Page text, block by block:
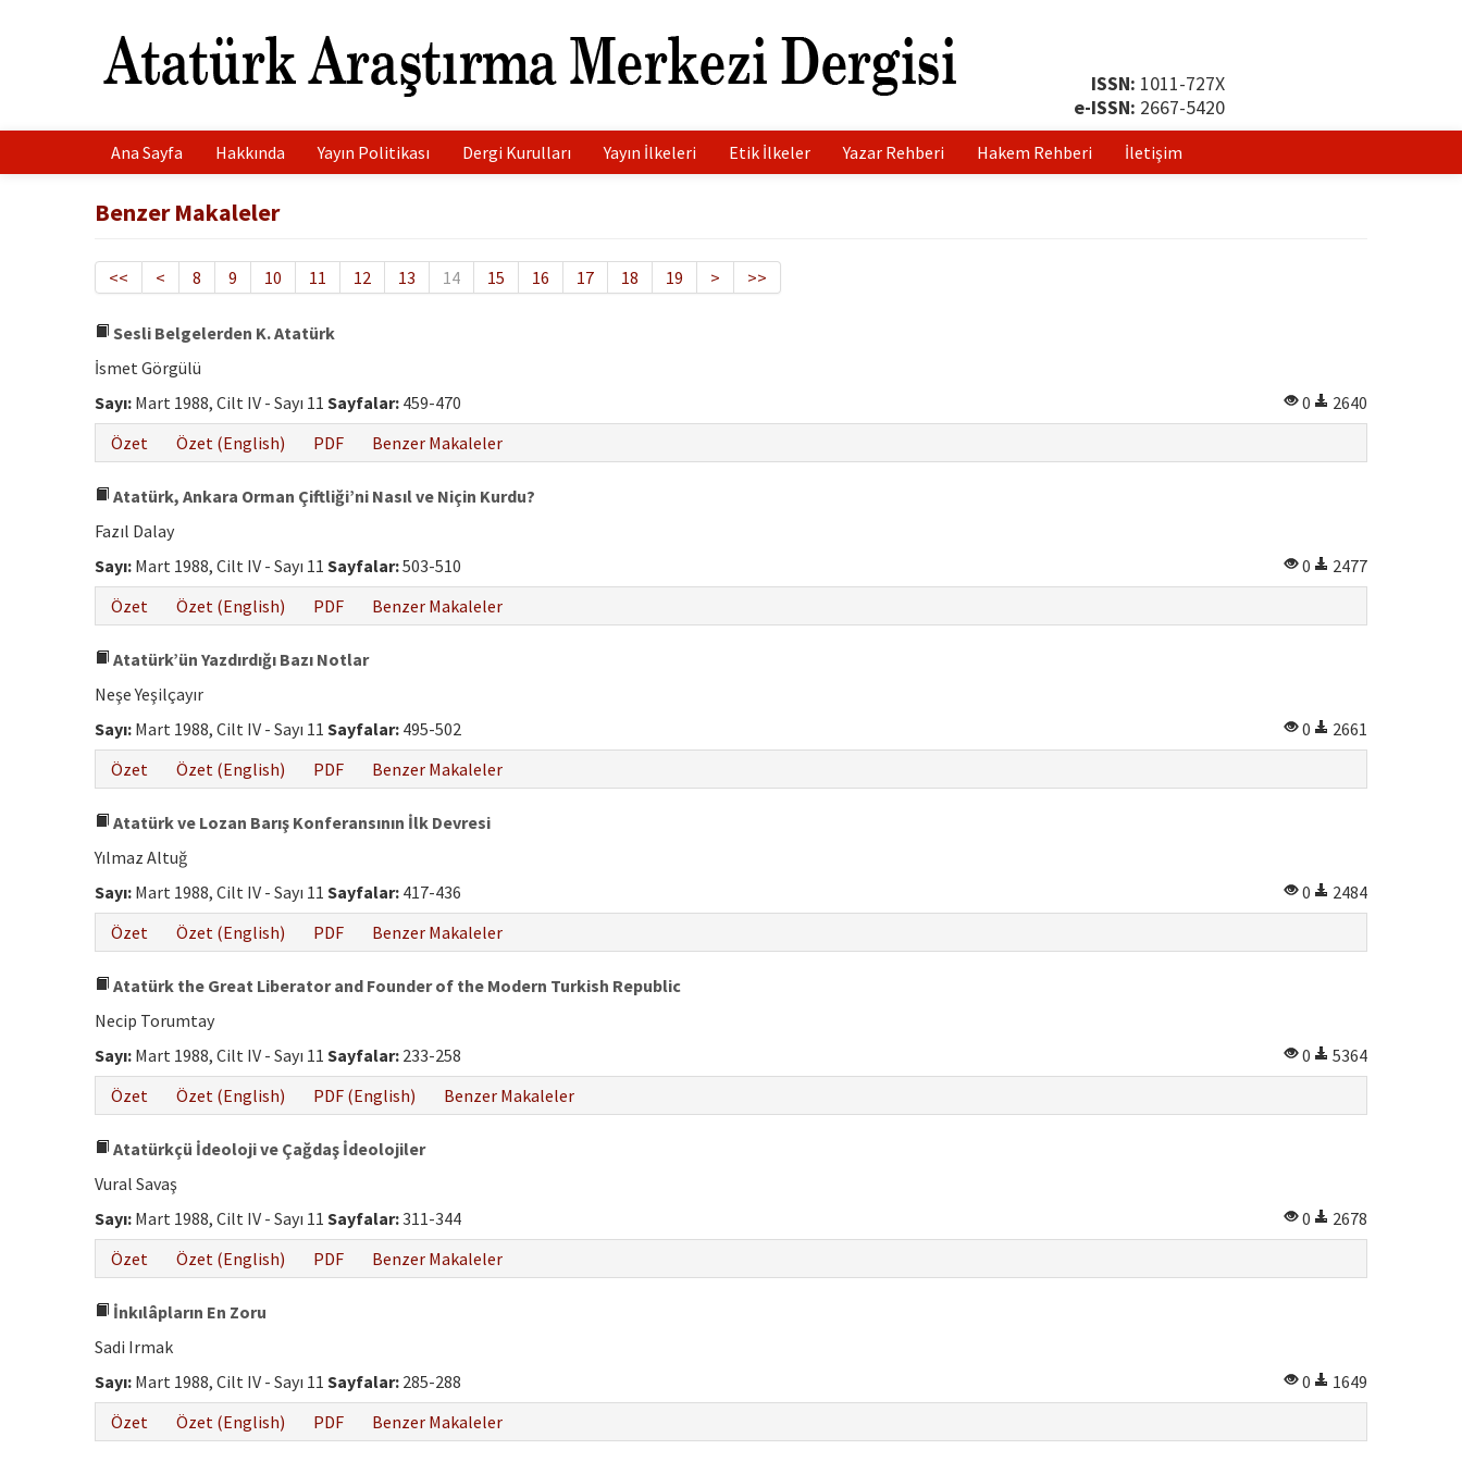
ISSN: 1011-727X
e-ISSN: 2667-5420
Ana Sayfa Hakkında Yayın Politikası Dergi Kurulları Yayın İlkeleri Etik İlkeler Yazar Rehberi Hakem Rehberi İletişim
Benzer Makaleler
<< < 8 9 10 11 12 13 14 15 16 17 18 19 > >>
Sesli Belgelerden K. Atatürk
İsmet Görgülü
Sayı: Mart 1988, Cilt IV - Sayı 11 Sayfalar: 459-470 0
2640
Özet
Özet (English) PDF Benzer Makaleler
Atatürk, Ankara Orman Çiftliği’ni Nasıl ve Niçin Kurdu?
Fazıl Dalay
Sayı: Mart 1988, Cilt IV - Sayı 11 Sayfalar:503-510 0
2477
Özet
Özet (English) PDF Benzer Makaleler
Atatürk’ün Yazdırdığı Bazı Notlar
Neşe Yeşilçayır
Sayı: Mart 1988, Cilt IV - Sayı 11 Sayfalar: 495-502 0
2661
Özet
Özet (English) PDF Benzer Makaleler
Atatürk ve Lozan Barış Konferansının İlk Devresi
Yılmaz Altuğ
Sayı: Mart 1988, Cilt IV - Sayı 11 Sayfalar: 417-436 0
2484
Özet
Özet (English) PDF Benzer Makaleler
Atatürk the Great Liberator and Founder of the Modern Turkish Republic
Necip Torumtay
Sayı: Mart 1988, Cilt IV - Sayı 11 Sayfalar: 233-258 0
5364
Özet
Özet (English) PDF (English) Benzer Makaleler
Atatürkçü İdeoloji ve Çağdaş İdeolojiler
Vural Savaş
Sayı: Mart 1988, Cilt IV - Sayı 11 Sayfalar:311-344 0
2678
Özet
Özet (English) PDF Benzer Makaleler
İnkılâpların En Zoru
Sadi Irmak
Sayı: Mart 1988, Cilt IV - Sayı 11 Sayfalar: 285-288 0
1649
Özet
Özet (English) PDF Benzer Makaleler